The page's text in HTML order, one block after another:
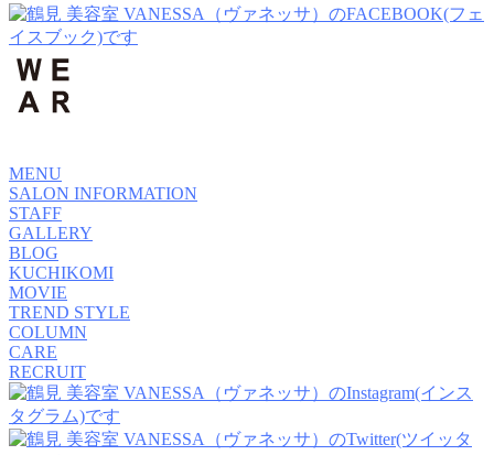
MENU
SALON INFORMATION
STAFF
GALLERY
BLOG
KUCHIKOMI
MOVIE
TREND STYLE
COLUMN
CARE
RECRUIT